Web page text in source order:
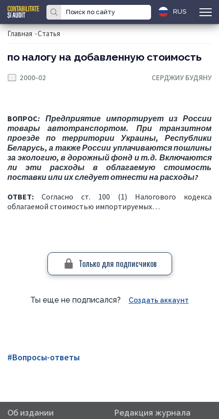
RUS
Главная -Статья
по налогу на добавленную стоимость
2000-02 СЕРДЖИУ БУДЯНУ
ВОПРОС: Предприятие импортирует из России
товары авто­транспортом. При транзитном
проезде по территории Украи­ны, Республики
Беларусь, а также России уплачиваются пошли­ны
за экологию, в дорожный фонд и т.д. Включаются
ли эти расходы в облагаемую стоимость
поставки или их следует отнести на расходы?
ОТВЕТ: Согласно ст. 100 (1) Налогового кодекса
облагаемой стоимостью импортируемых…
Только для подписчиков
Ты еще не подписался? Создать аккаунт
#Вопросы-ответы
Об издании
Редакция журнала